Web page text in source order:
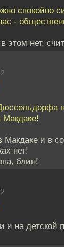
спокойно
-
этом нет,
Макдаке и в
нет!
блин!
и на детской